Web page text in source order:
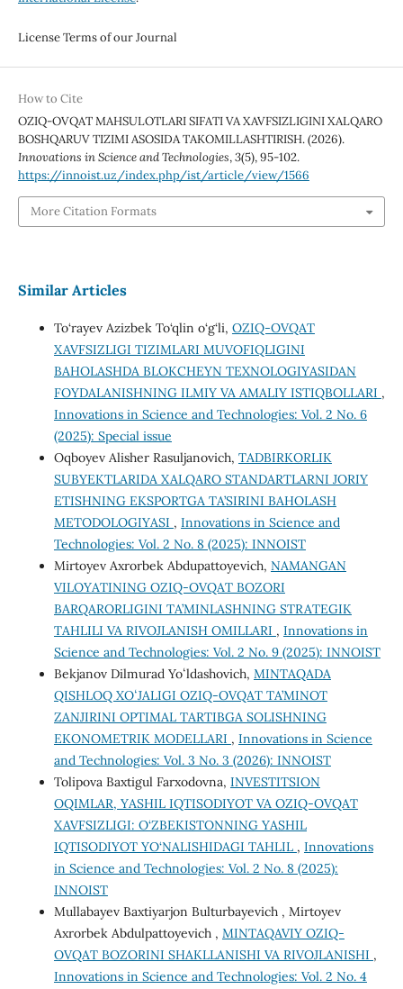
License Terms of our Journal
How to Cite
OZIQ-OVQAT MAHSULOTLARI SIFATI VA XAVFSIZLIGINI XALQARO
BOSHQARUV TIZIMI ASOSIDA TAKOMILLASHTIRISH. (2026).
Innovations in Science and Technologies,3(5), 95-102.
https://innoist.uz/index.php/ist/article/view/1566
More Citation Formats
Similar Articles
To‘rayev Azizbek To‘qlin o‘g‘li, OZIQ-OVQAT
XAVFSIZLIGI TIZIMLARI MUVOFIQLIGINI
BAHOLASHDA BLOKCHEYN TEXNOLOGIYASIDAN
FOYDALANISHNING ILMIY VA AMALIY ISTIQBOLLARI ,
Innovations in Science and Technologies: Vol. 2 No. 6
(2025): Special issue
Oqboyev Alisher Rasuljanovich, TADBIRKORLIK
SUBYEKTLARIDA XALQARO STANDARTLARNI JORIY
ETISHNING EKSPORTGA TA’SIRINI BAHOLASH
METODOLOGIYASI , Innovations in Science and
Technologies: Vol. 2 No. 8 (2025): INNOIST
Mirtoyev Axrorbek Abdupattoyevich, NAMANGAN
VILOYATINING OZIQ-OVQAT BOZORI
BARQARORLIGINI TA’MINLASHNING STRATEGIK
TAHLILI VA RIVOJLANISH OMILLARI , Innovations in
Science and Technologies: Vol. 2 No. 9 (2025): INNOIST
Bekjanov Dilmurad Yoʻldashovich, MINTAQADA
QISHLOQ XOʻJALIGI OZIQ-OVQAT TA’MINOT
ZANJIRINI OPTIMAL TARTIBGA SOLISHNING
EKONOMETRIK MODELLARI , Innovations in Science
and Technologies: Vol. 3 No. 3 (2026): INNOIST
Tolipova Baxtigul Farxodovna, INVESTITSION
OQIMLAR, YASHIL IQTISODIYOT VA OZIQ-OVQAT
XAVFSIZLIGI: O‘ZBEKISTONNING YASHIL
IQTISODIYOT YO‘NALISHIDAGI TAHLIL , Innovations
in Science and Technologies: Vol. 2 No. 8 (2025):
INNOIST
Mullabayev Baxtiyarjon Bulturbayevich , Mirtoyev
Axrorbek Abdulpattoyevich , MINTAQAVIY OZIQ-
OVQAT BOZORINI SHAKLLANISHI VA RIVOJLANISHI ,
Innovations in Science and Technologies: Vol. 2 No. 4